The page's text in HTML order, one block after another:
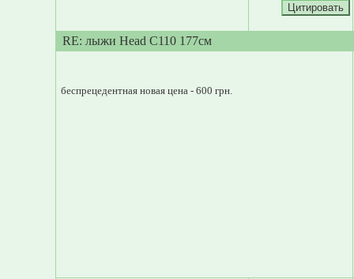
RE: лыжи Head C110 177см
беспрецедентная новая цена - 600 грн.